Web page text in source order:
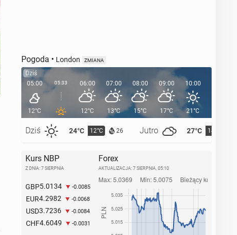
Pogoda • London ZMIANA
Dziś
05:00
12°C
Dziś 24°C 12°C 26 Jutro 27°C 14°C
05:33 06:00
12°C
07:00
13°C
08:00
15°C
09:00
17°C
10:00
21°C
Kurs NBP
Z DNIA: 7 SIERPNIA
GBP5.0134 -0.0085
EUR4.2982 -0.0068
USD3.7236 -0.0084
CHF4.6049 -0.0031
Forex
AKTUALIZACJA: 7 SIERPNIA, 05:10